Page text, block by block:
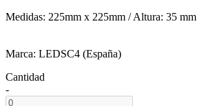
Medidas: 225mm x 225mm / Altura: 35 mm
Marca: LEDSC4 (España)
Cantidad
-